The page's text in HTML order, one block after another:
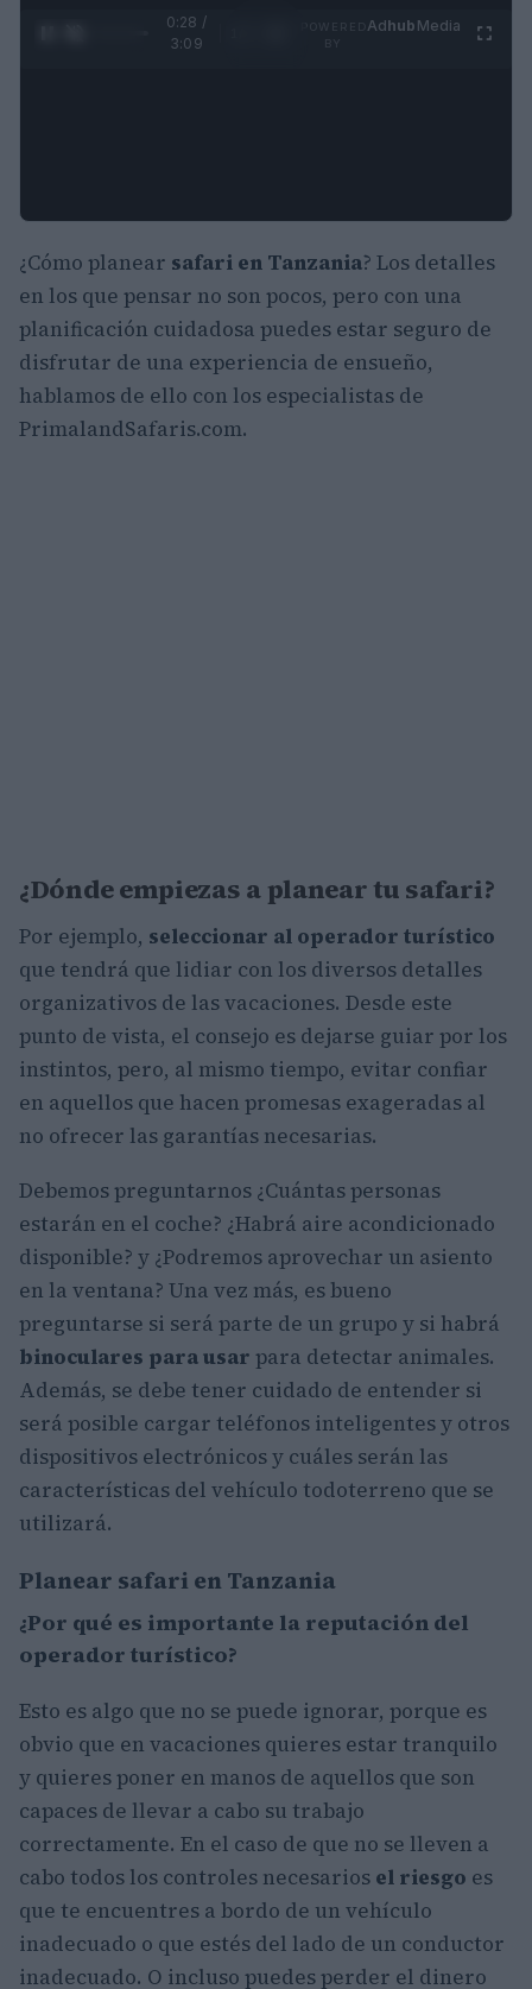
0:29 /
3:09
Adhub Media
¿Cómo planear safari en Tanzania? Los detalles
en los que pensar no son pocos, pero con una
planificación cuidadosa puedes estar seguro de
disfrutar de una experiencia de ensueño,
hablamos de ello con los especialistas de
PrimalandSafaris.com.
¿Dónde empiezas a planear tu safari?
Por ejemplo, seleccionar al operador turístico
que tendrá que lidiar con los diversos detalles
organizativos de las vacaciones. Desde este
punto de vista, el consejo es dejarse guiar por los
instintos, pero, al mismo tiempo, evitar confiar
en aquellos que hacen promesas exageradas al
no ofrecer las garantías necesarias.
Debemos preguntarnos ¿Cuántas personas
estarán en el coche? ¿Habrá aire acondicionado
disponible? y ¿Podremos aprovechar un asiento
en la ventana? Una vez más, es bueno
preguntarse si será parte de un grupo y si habrá
binoculares para usar para detectar animales.
Además, se debe tener cuidado de entender si
será posible cargar teléfonos inteligentes y otros
dispositivos electrónicos y cuáles serán las
características del vehículo todoterreno que se
utilizará.
Planear safari en Tanzania
¿Por qué es importante la reputación del
operador turístico?
Esto es algo que no se puede ignorar, porque es
obvio que en vacaciones quieres estar tranquilo
y quieres poner en manos de aquellos que son
capaces de llevar a cabo su trabajo
correctamente. En el caso de que no se lleven a
cabo todos los controles necesarios el riesgo es
que te encuentres a bordo de un vehículo
inadecuado o que estés del lado de un conductor
inadecuado. O incluso puedes perder el dinero